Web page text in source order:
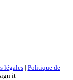
légales| Politique de
it